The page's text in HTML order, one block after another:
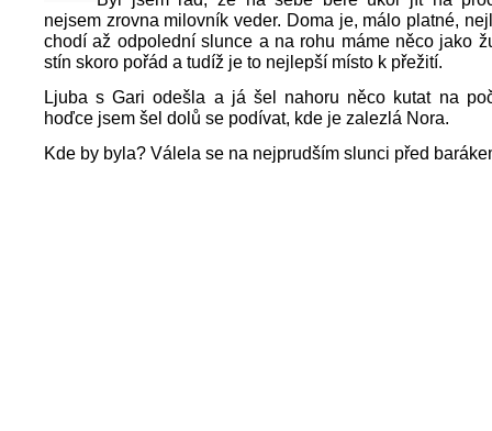
nejsem zrovna milovník veder. Doma je, málo platné,
chodí až odpolední slunce a na rohu máme něco jako
stín skoro pořád a tudíž je to nejlepší místo k přežití.
Ljuba s Gari odešla a já šel nahoru něco kutat na
hoďce jsem šel dolů se podívat, kde je zalezlá Nora.
Kde by byla? Válela se na nejprudším slunci před